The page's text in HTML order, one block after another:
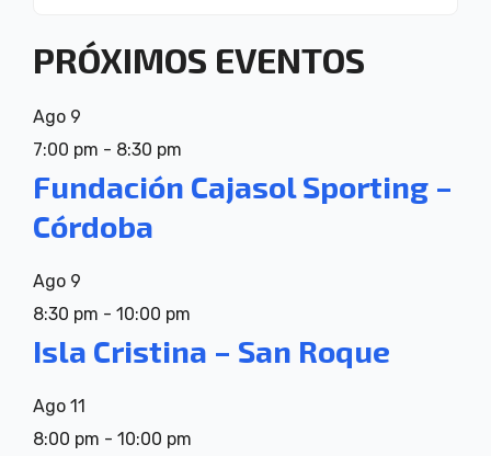
PRÓXIMOS EVENTOS
Ago 9
7:00 pm - 8:30 pm
Fundación Cajasol Sporting –
Córdoba
Ago 9
8:30 pm - 10:00 pm
Isla Cristina – San Roque
Ago 11
8:00 pm - 10:00 pm